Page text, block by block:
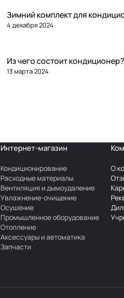
Зимний комплект для
4 декабря 2024
Из чего состоит кондиционер?
13 марта 2024
Интернет-магазин
Кондиционирование
Расходные материалы
Вентиляция и дымоудаление
Увлажнение-очищение
Осушение
Промышленное оборудование
Отопление
Аксессуары и автоматика
Запчасти
О